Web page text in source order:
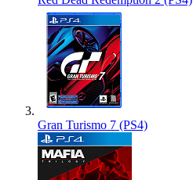
Gran Turismo 7 (PS4)